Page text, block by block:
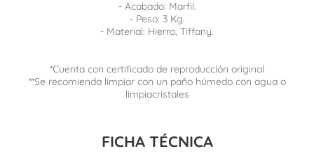
- Acabado: Marfil.
- Peso: 3 Kg.
- Material: Hierro, Tiffany.
*Cuenta con certificado de reproducción original
**Se recomienda limpiar con un paño húmedo con agua o
limpiacristales
FICHA TÉCNICA